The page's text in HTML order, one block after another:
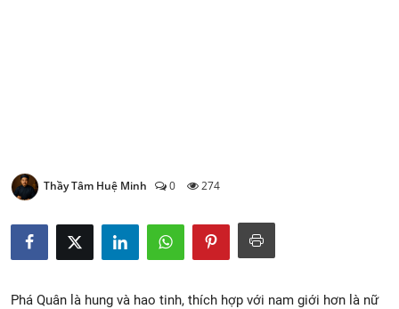
Thầy Tâm Huệ Minh 0 274
Phá Quân là hung và hao tinh, thích hợp với nam giới hơn là nữ